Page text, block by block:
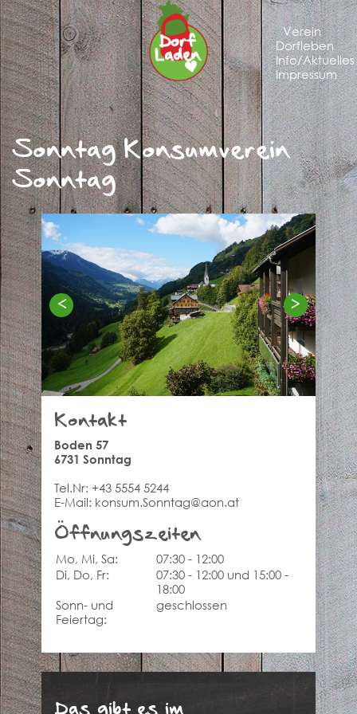
Verein
Dorfleben
Info/Aktuelles
Impressum
Sonntag Konsumverein
Sonntag
< >
Kontakt
Boden 57
6731 Sonntag
Tel.Nr: +43 5554 5244
E-Mail: konsum.Sonntag@aon.at
Öffnungszeiten
Mo, Mi, Sa:
07:30 - 12:00
Di, Do, Fr:
07:30 - 12:00 und 15:00 -
18:00
Sonn- und
Feiertag:
geschlossen